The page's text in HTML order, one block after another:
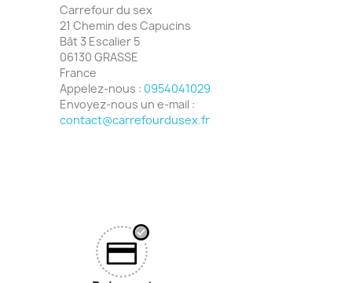
Carrefour du sex
21 Chemin des Capucins
Bât 3 Escalier 5
06130 GRASSE
France
Appelez-nous : 0954041029
Envoyez-nous un e-mail :
contact@carrefourdusex.fr